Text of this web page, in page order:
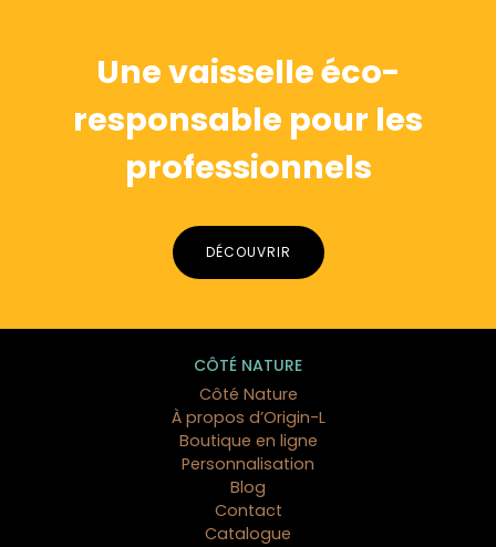
Une vaisselle éco-
responsable pour les
professionnels
DÉCOUVRIR
CÔTÉ NATURE
Côté Nature
À propos d’Origin-L
Boutique en ligne
Personnalisation
Blog
Contact
Catalogue